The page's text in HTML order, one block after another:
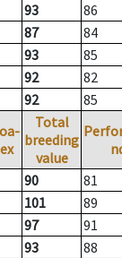
93
86
87
84
93
85
92
82
92 85
Total
breeding
value
90
81
101
89
97
91
93
88